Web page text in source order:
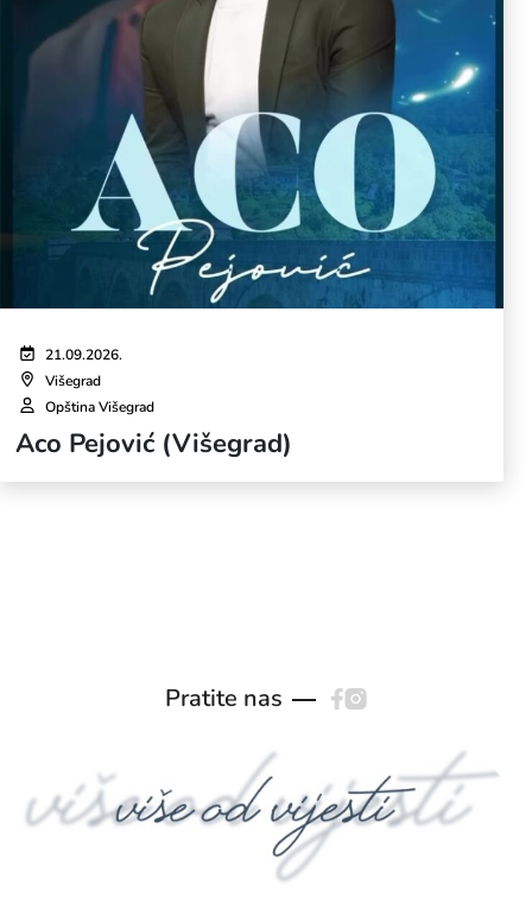
21.09.2026.
Višegrad
Opština Višegrad
Aco Pejović (Višegrad)
Pratite nas